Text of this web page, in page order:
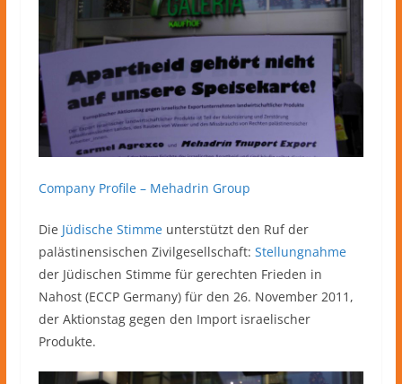
Company Profile – Mehadrin Group
Die Jüdische Stimmeunterstützt den Ruf der
palästinensischen Zivilgesellschaft: Stellungnahme
der Jüdischen Stimme für gerechten Frieden in
Nahost (ECCP Germany) für den 26. November 2011,
der Aktionstag gegen den Import israelischer
Produkte.